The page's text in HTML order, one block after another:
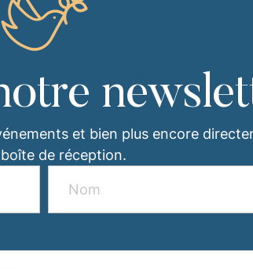
et bien plus encore
de réception.